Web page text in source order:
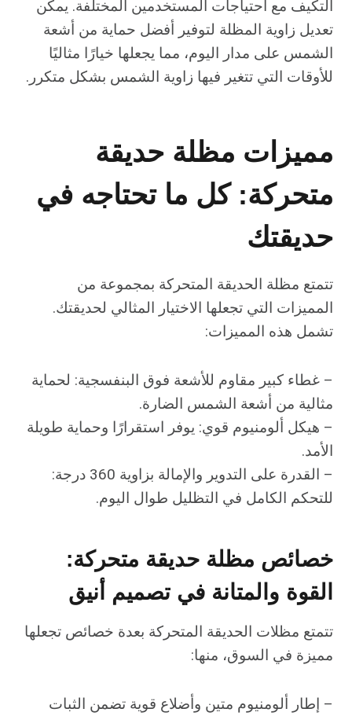
التكيف مع احتياجات المستخدمين المختلفة. يمكن
تعديل زاوية المظلة لتوفير أفضل حماية من أشعة
الشمس على مدار اليوم، مما يجعلها خيارًا مثاليًا
للأوقات التي تتغير فيها زاوية الشمس بشكل متكرر.
مميزات مظلة حديقة
متحركة: كل ما تحتاجه في
حديقتك
تتمتع مظلة الحديقة المتحركة بمجموعة من
المميزات التي تجعلها الاختيار المثالي لحديقتك.
تشمل هذه المميزات:
– غطاء كبير مقاوم للأشعة فوق البنفسجية: لحماية
مثالية من أشعة الشمس الضارة.
– هيكل ألومنيوم قوي: يوفر استقرارًا وحماية طويلة
الأمد.
– القدرة على التدوير والإمالة بزاوية 360 درجة:
للتحكم الكامل في التظليل طوال اليوم.
خصائص مظلة حديقة متحركة:
القوة والمتانة في تصميم أنيق
تتمتع مظلات الحديقة المتحركة بعدة خصائص تجعلها
مميزة في السوق، منها:
– إطار ألومنيوم متين وأضلاع قوية تضمن الثبات